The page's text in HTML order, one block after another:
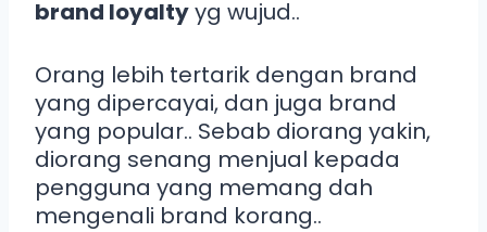
brand loyaltyyg wujud..
Orang lebih tertarik dengan brand
yang dipercayai, dan juga brand
yang popular.. Sebab diorang yakin,
diorang senang menjual kepada
pengguna yang memang dah
mengenali brand korang..